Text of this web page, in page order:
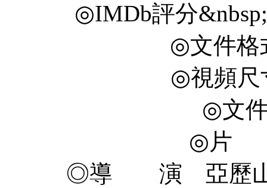
◎IMDb評分&nbsp;
◎文件
◎視頻尺
◎文
◎片
◎導 演 亞歷山大